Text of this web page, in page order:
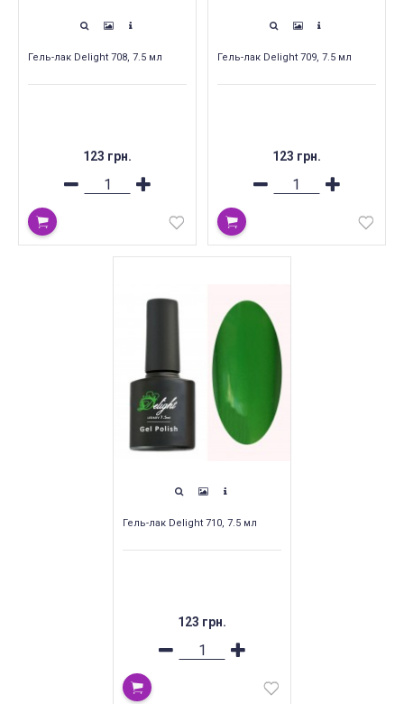
Гель-лак Delight 708, 7.5 мл
123 грн.
Гель-лак Delight 709, 7.5 мл
123 грн.
Гель-лак Delight 710, 7.5 мл
123 грн.